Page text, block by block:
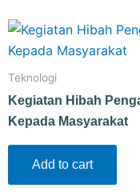
Teknologi
Kegiatan Hibah
Kepada Masyarakat
Add to cart